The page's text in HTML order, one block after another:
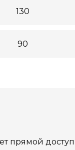
130
90
прямой